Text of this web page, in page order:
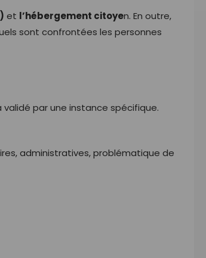
et l’hébergement citoyen. En outre,
sont confrontées les personnes
par une instance spécifique.
administratives, problématique de